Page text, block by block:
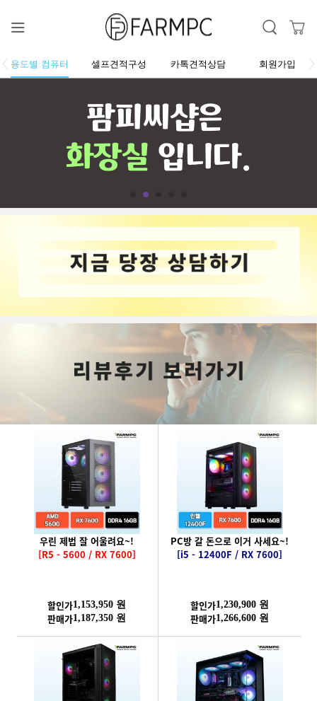
용도별 컴퓨터 셀프견적구성 카톡견적상담 회원가입
우린 제법 잘 어울려요~!
[R5 - 5600 / RX 7600]
할인가1,153,950 원
판매가1,187,350 원
PC방 갈 돈으로 이거 사세요~!
[i5 - 12400F / RX 7600]
할인가1,230,900 원
판매가1,266,600 원